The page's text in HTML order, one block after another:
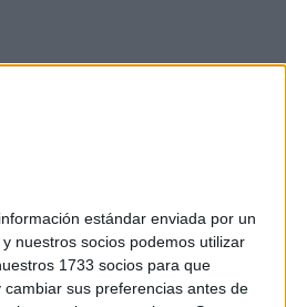
estándar enviada por un
nuestros socios podemos utilizar
1733 socios para que
sus preferencias antes de